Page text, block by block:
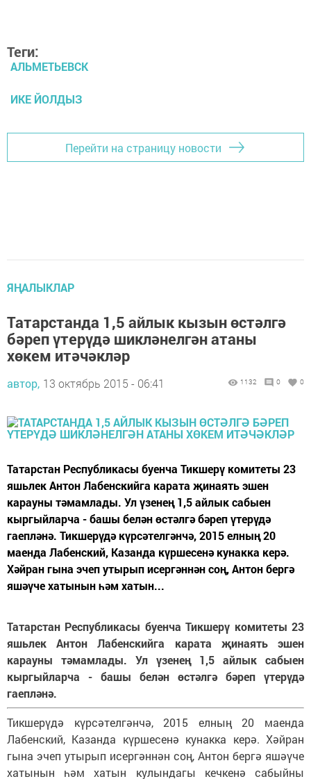
Теги:
АЛЬМЕТЬЕВСК
ИКЕ ЙОЛДЫЗ
Перейти на страницу новости
ЯҢАЛЫКЛАР
Татарстанда 1,5 айлык кызын өстәлгә
бәреп үтерүдә шикләнелгән атаны
хөкем итәчәкләр
автор, 13 октябрь 2015 - 06:41 1132 0 0
Татарстан Республикасы буенча Тикшерү комитеты 23
яшьлек Антон Лабенскийга карата җинаять эшен
карауны тәмамлады. Ул үзенең 1,5 айлык сабыен
кыргыйларча - башы белән өстәлгә бәреп үтерүдә
гаепләнә. Тикшерүдә күрсәтелгәнчә, 2015 елның 20
маенда Лабенский, Казанда күршесенә кунакка керә.
Хәйран гына эчеп утырып исергәннән соң, Антон бергә
яшәүче хатынын һәм хатын...
Татарстан Республикасы буенча Тикшерү комитеты 23
яшьлек Антон Лабенскийга карата җинаять эшен
карауны тәмамлады. Ул үзенең 1,5 айлык сабыен
кыргыйларча - башы белән өстәлгә бәреп үтерүдә
гаепләнә.
Тикшерүдә күрсәтелгәнчә, 2015 елның 20 маенда
Лабенский, Казанда күршесенә кунакка керә. Хәйран
гына эчеп утырып исергәннән соң, Антон бергә яшәүче
хатынын һәм хатын кулындагы кечкенә сабыйны